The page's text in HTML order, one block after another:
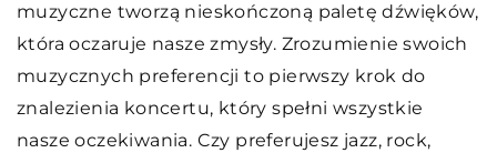
muzyczne tworzą nieskończoną paletę dźwięków,
która oczaruje nasze zmysły. Zrozumienie swoich
muzycznych preferencji to pierwszy krok do
znalezienia koncertu, który spełni wszystkie
nasze oczekiwania. Czy preferujesz jazz, rock,